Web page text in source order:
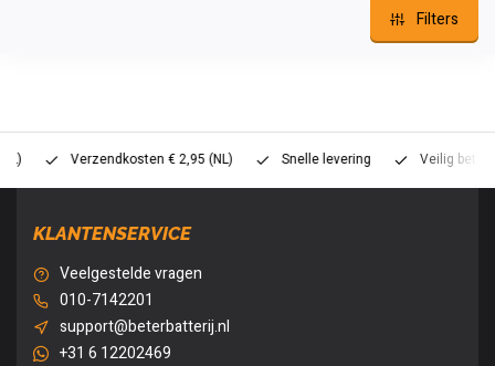
Filters
Verzendkosten € 2,95 (NL) Snelle levering Veilig betalen
KLANTENSERVICE
Veelgestelde vragen
010-7142201
support@beterbatterij.nl
+31 6 12202469